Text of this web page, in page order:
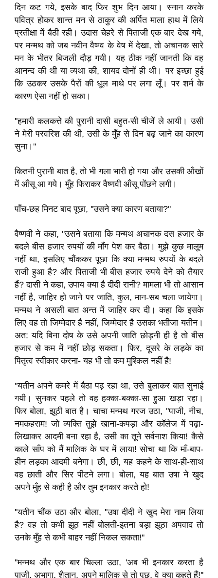
दिन कट गये, इसके बाद फिर शुभ दिन आया। स्नान करके
पवित्र होकर शान्त मन से ठाकुर की अर्पित माला हाथ में लिये
प्रतीक्षा में बैठी रही। उदास चेहरे से पिताजी एक बार देख गये,
पर मन्मथ को जब नवीन वैष्ण्व के वेष में देखा, तो अचानक सारे
मन के भीतर बिजली दौड़ गयी। यह ठीक नहीं जानती कि वह
आनन्द की थी या व्यथा की, शायद दोनों ही थी। पर इच्छा हुई
कि उठकर उसके पैरों की धूल माथे पर लगा लूँ। पर शर्म के
कारण ऐसा नहीं हो सका।
''हमारी कलकत्ते की पुरानी दासी बहुत-सी चीजें ले आयी। उसी
ने मेरी परवरिश की थी, उसी के मुँह से दिन बढ़ जाने का कारण
सुना।''
कितनी पुरानी बात है, तो भी गला भारी हो गया और उसकी ऑंखों
में ऑंसू आ गये। मुँह फिराकर वैष्णवी ऑंसू पोंछने लगी।
पाँच-छह मिनट बाद पूछा, ''उसने क्या कारण बताया?''
वैष्णवी ने कहा, ''उसने बताया कि मन्मथ अचानक दस हजार के
बदले बीस हजार रुपयों की माँग पेश कर बैठा। मुझे कुछ मालूम
नहीं था, इसलिए चौंककर पूछा कि क्या मन्मथ रुपयों के बदले
राजी हुआ है? और पिताजी भी बीस हजार रुपये देने को तैयार
हैं? दासी ने कहा, उपाय क्या है दीदी रानी? मामला भी तो आसान
नहीं है, जाहिर हो जाने पर जाति, कुल, मान-सब चला जायेगा।
मन्मथ ने असली बात अन्त में जाहिर कर दी। कहा कि इसके
लिए वह तो जिम्मेदार है नहीं, जिम्मेदार है उसका भतीजा यतीन।
अत: यदि बिना दोष के उसे अपनी जाति छोड़नी ही है तो बीस
हजार से कम में नहीं छोड़ सकता। फिर, दूसरे के लड़के का
पितृत्व स्वीकार करना- यह भी तो कम मुश्किल नहीं है!
''यतीन अपने कमरे में बैठा पढ़ रहा था, उसे बुलाकर बात सुनाई
गयी। सुनकर पहले तो वह हक्का-बक्का-सा हुआ खड़ा रहा।
फिर बोला, झूठी बात है। चाचा मन्मथ गरज उठा, ''पाजी, नीच,
नमकहराम! जो व्यक्ति तुझे खाना-कपड़ा और कॉलेज में पढ़ा-
लिखाकर आदमी बना रहा है, उसी का तूने सर्वनाश किया! कैसे
काले साँप को मैं मालिक के घर में लाया! सोचा था कि माँ-बाप-
हीन लड़का आदमी बनेगा। छी, छी, यह कहने के साथ-ही-साथ
वह छाती और सिर पीटने लगा। बोला, यह बात उषा ने खुद
अपने मुँह से कही है और तुम इनकार करते हो!
''यतीन चौंक उठा और बोला, ''उषा दीदी ने खुद मेरा नाम लिया
है? वह तो कभी झूठ नहीं बोलती-इतना बड़ा झूठा अपवाद तो
उनके मुँह से कभी बाहर नहीं निकल सकता!''
''मन्मथ और एक बार चिल्ला उठा, 'अब भी इनकार करता है
पाजी, अभागा, शैतान, अपने मालिक से तो पूछ, वे क्या कहते हैं!''